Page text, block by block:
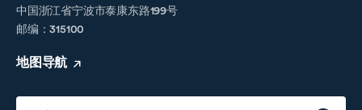
中国浙江省宁波市泰康东路199号
邮编：315100
地图导航